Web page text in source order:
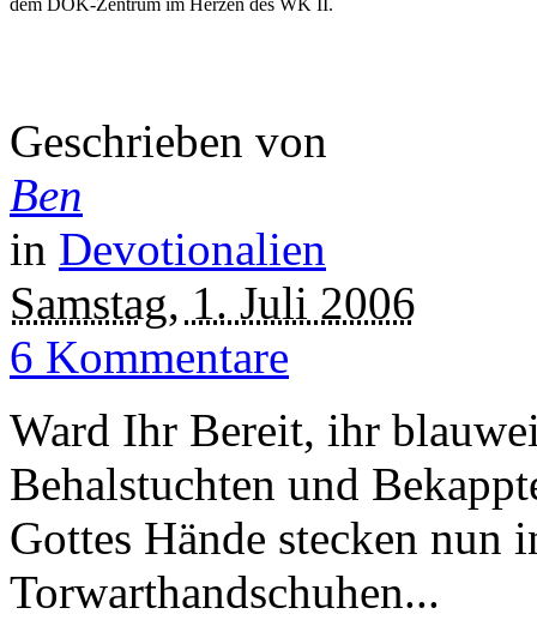
dem DOK-Zentrum im Herzen des WK II.
Geschrieben von
Ben
in Devotionalien
Samstag, 1. Juli 2006
6 Kommentare
Ward Ihr Bereit, ihr
Behalstuchten und
Gottes Hände stecken nun
Torwarthandschuhen...